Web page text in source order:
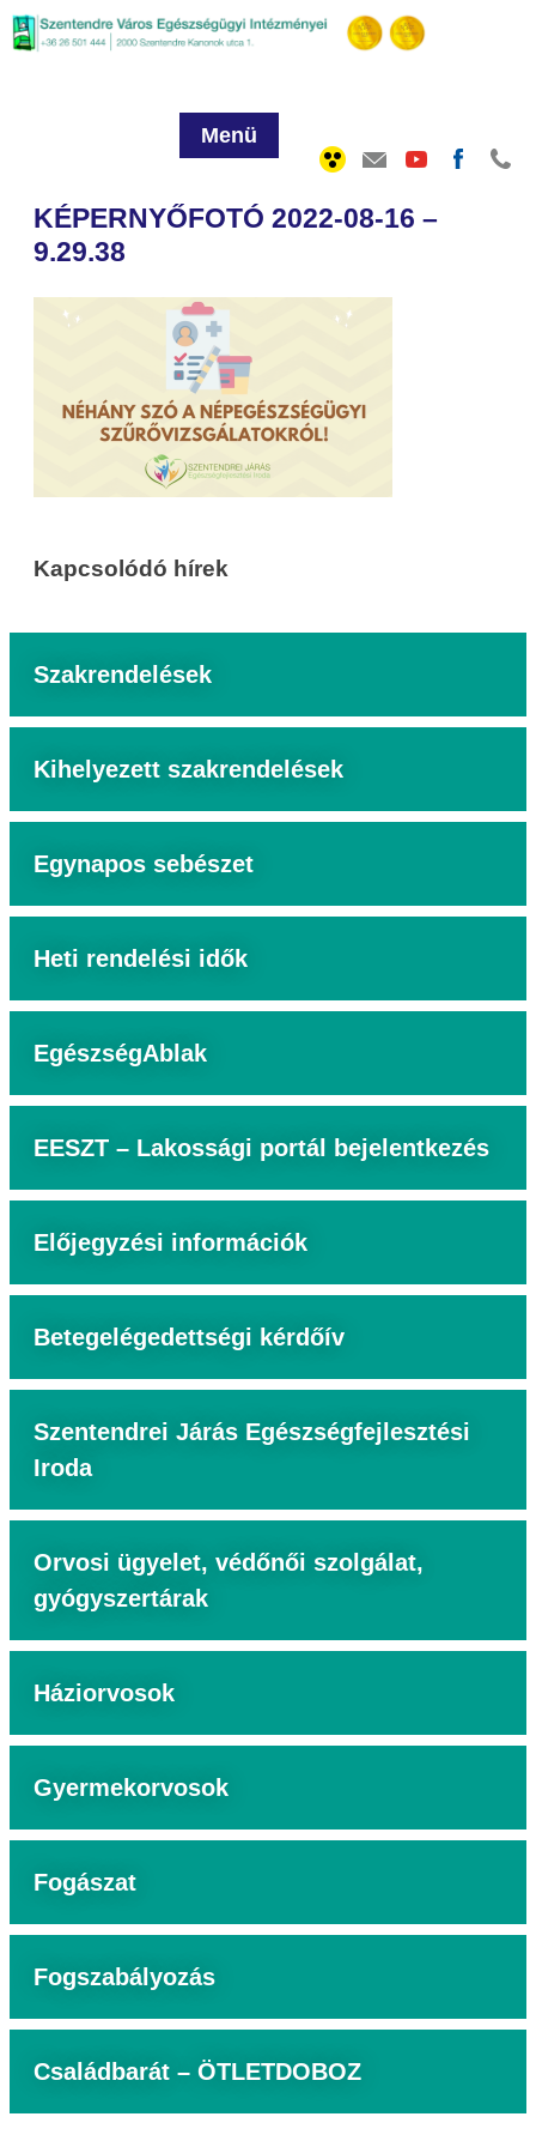
Menü
KÉPERNYŐFOTÓ 2022-08-16 –
9.29.38
Kapcsolódó hírek
Szakrendelések
Kihelyezett szakrendelések
Egynapos sebészet
Heti rendelési idők
EgészségAblak
EESZT – Lakossági portál bejelentkezés
Előjegyzési információk
Betegelégedettségi kérdőív
Szentendrei Járás Egészségfejlesztési
Iroda
Orvosi ügyelet, védőnői szolgálat,
gyógyszertárak
Háziorvosok
Gyermekorvosok
Fogászat
Fogszabályozás
Családbarát – ÖTLETDOBOZ